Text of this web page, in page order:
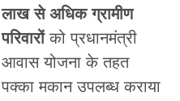
लाख से अधिक ग्रामीण
परिवारोंको प्रधानमंत्री
आवास योजना के तहत
पक्का मकान उपलब्ध कराया